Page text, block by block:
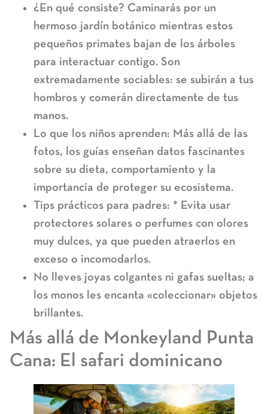
¿En qué consiste? Caminarás por un
hermoso jardín botánico mientras estos
pequeños primates bajan de los árboles
para interactuar contigo. Son
extremadamente sociables: se subirán a tus
hombros y comerán directamente de tus
manos.
Lo que los niños aprenden: Más allá de las
fotos, los guías enseñan datos fascinantes
sobre su dieta, comportamiento y la
importancia de proteger su ecosistema.
Tips prácticos para padres: * Evita usar
protectores solares o perfumes con olores
muy dulces, ya que pueden atraerlos en
exceso o incomodarlos.
No lleves joyas colgantes ni gafas sueltas; a
los monos les encanta «coleccionar» objetos
brillantes.
Más allá de Monkeyland Punta
Cana: El safari dominicano